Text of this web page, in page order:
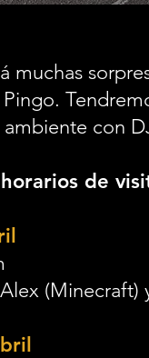
muchas
con
de
(Minecraft)